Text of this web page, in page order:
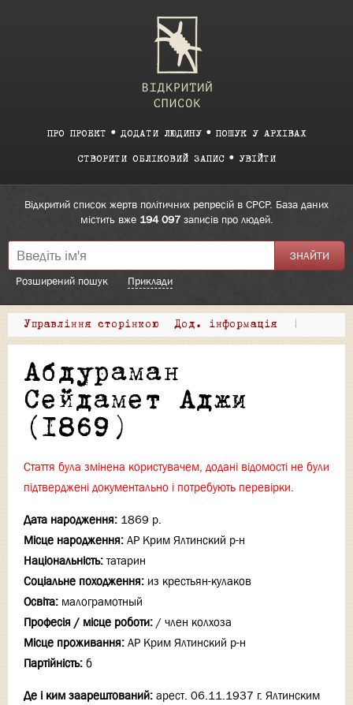
ПРО ПРОЕКТ ДОДАТИ ЛЮДИНУ ПОШУК У АРХІВАХ
СТВОРИТИ ОБЛІКОВИЙ ЗАПИС УВІЙТИ
Відкритий список жертв політичних репресій в СРСР. База даних
містить вже 194 097записів про людей.
Розширений пошук Приклади
Управління сторінкою Дод. інформація |
Абдураман
Сейдамет Аджи
(1869)
Стаття була змінена користувачем, додані відомості не були
підтверджені документально і потребують перевірки.
Дата народження: 1869 р.
Місце народження: АР Крим Ялтинский р-н
Національність: татарин
Соціальне походження: из крестьян-кулаков
Освіта: малограмотный
Професія / місце роботи: / член колхоза
Місце проживання: АР Крим Ялтинский р-н
Партійність: б
Де і ким заарештований: арест. 06.11.1937 г. Ялтинским